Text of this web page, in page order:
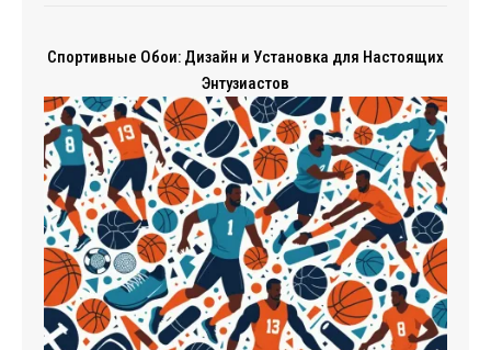
Спортивные Обои: Дизайн и Установка для Настоящих
Энтузиастов